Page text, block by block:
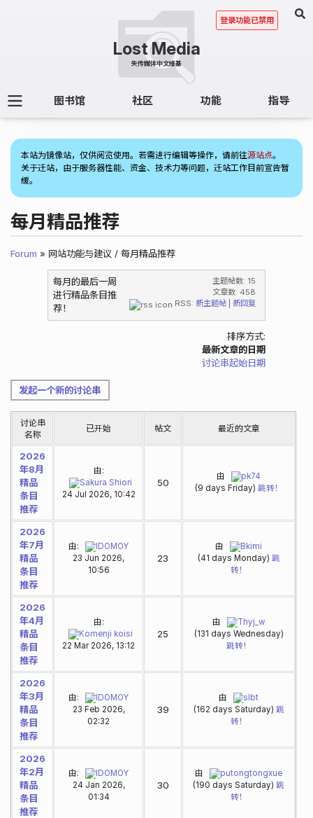
图书馆 社区 功能 指导
登录功能已禁用
本站为镜像站，仅供阅览使用。若需进行编辑等操作，请前往源站点。
关于迁站，由于服务器性能、资金、技术力等问题，迁站工作目前宣告暂
缓。
每月精品推荐
Forum » 网站功能与建议 / 每月精品推荐
主题帖数: 15
文章数: 458
RSS:新主题帖|新回复
每月的最后一周
进行精品条目推
荐！
排序方式:
最新文章的日期
讨论串起始日期
发起一个新的讨论串
讨论串
名称
已开始 帖文 最近的文章
2026
年8月
精品
条目
推荐
由:
Sakura Shiori
24 Jul 2026, 10:42
50
由
pk74
(9 days Friday) 跳转！
2026
年7月
精品
条目
推荐
由:
IDOMOY
23 Jun 2026,
10:56
23
由
Bkimi
(41 days Monday) 跳
转！
2026
年4月
精品
条目
推荐
由:
Komenji koisi
22 Mar 2026, 13:12
25
由
Thyj_w
(131 days Wednesday)
跳转！
2026
年3月
精品
条目
推荐
由:
IDOMOY
23 Feb 2026,
02:32
39
由
slbt
(162 days Saturday) 跳
转！
2026
年2月
精品
条目
推荐
由:
IDOMOY
24 Jan 2026,
01:34
30
由
putongtongxue
(190 days Saturday) 跳
转！